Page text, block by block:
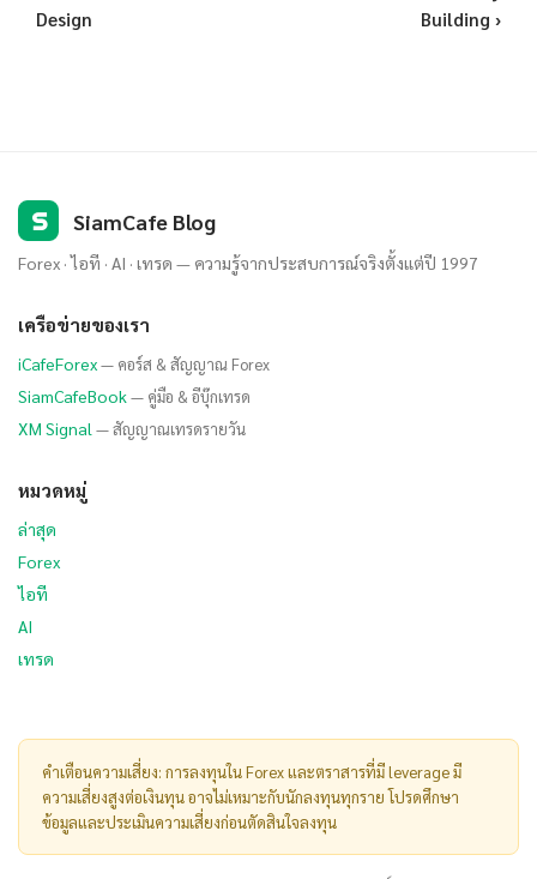
Design
Building ›
S SiamCafe Blog
Forex · ไอที · AI · เทรด — ความรู้จากประสบการณ์จริงตั้งแต่ปี 1997
เครือข่ายของเรา
iCafeForex— คอร์ส & สัญญาณ Forex
SiamCafeBook— คู่มือ & อีบุ๊กเทรด
XM Signal — สัญญาณเทรดรายวัน
หมวดหมู่
ล่าสุด
Forex
ไอที
AI
เทรด
คำเตือนความเสี่ยง: การลงทุนใน Forex และตราสารที่มี leverage มี
ความเสี่ยงสูงต่อเงินทุน อาจไม่เหมาะกับนักลงทุนทุกราย โปรดศึกษา
ข้อมูลและประเมินความเสี่ยงก่อนตัดสินใจลงทุน